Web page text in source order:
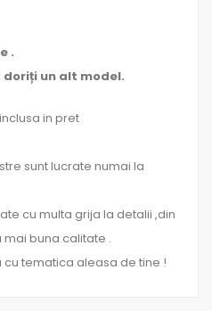
.
un alt model.
in pret
sunt lucrate numai la
cu multa grija la detalii ,din
buna calitate .
tematica aleasa de tine !